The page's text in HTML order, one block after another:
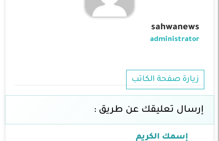
sahwanews
administrator
زيارة صفحة الكاتب
إرسال تعليقك عن طريق :
إسمك الكريم